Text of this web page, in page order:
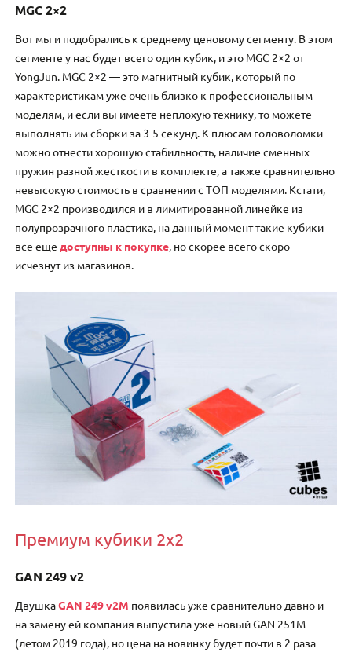
MGC 2×2
Вот мы и подобрались к среднему ценовому сегменту. В этом
сегменте у нас будет всего один кубик, и это MGC 2×2 от
YongJun. MGC 2×2 — это магнитный кубик, который по
характеристикам уже очень близко к профессиональным
моделям, и если вы имеете неплохую технику, то можете
выполнять им сборки за 3-5 секунд. К плюсам головоломки
можно отнести хорошую стабильность, наличие сменных
пружин разной жесткости в комплекте, а также сравнительно
невысокую стоимость в сравнении с ТОП моделями. Кстати,
MGC 2×2 производился и в лимитированной линейке из
полупрозрачного пластика, на данный момент такие кубики
все ещедоступны к покупке, но скорее всего скоро
исчезнут из магазинов.
Премиум кубики 2х2
GAN 249 v2
ДвушкаGAN 249 v2M появилась уже сравнительно давно и
на замену ей компания выпустила уже новый GAN 251M
(летом 2019 года), но цена на новинку будет почти в 2 раза